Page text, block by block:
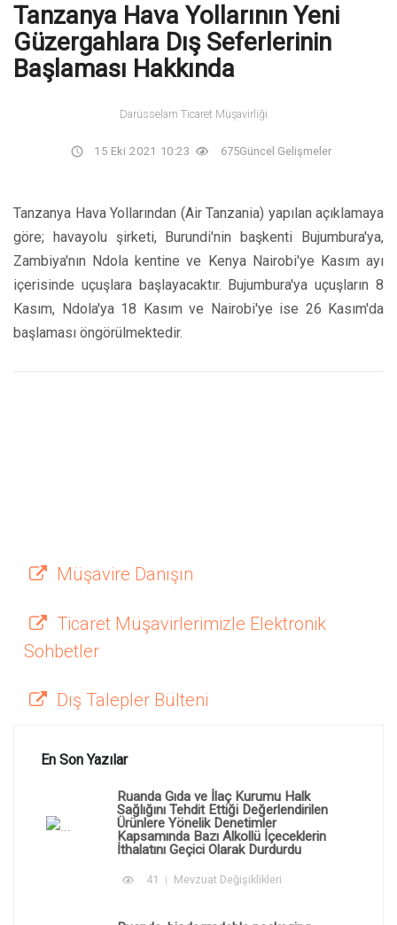
Tanzanya Hava Yollarının Yeni
Güzergahlara Dış Seferlerinin
Başlaması Hakkında
Darüsselam Ticaret Müşavirliği
15 Eki 2021 10:23 675Güncel Gelişmeler
Tanzanya Hava Yollarından (Air Tanzania) yapılan açıklamaya
göre; havayolu şirketi, Burundi'nin başkenti Bujumbura'ya,
Zambiya'nın Ndola kentine ve Kenya Nairobi'ye Kasım ayı
içerisinde uçuşlara başlayacaktır. Bujumbura'ya uçuşların 8
Kasım, Ndola'ya 18 Kasım ve Nairobi'ye ise 26 Kasım'da
başlaması öngörülmektedir.
Müşavire Danışın
Ticaret Müşavirlerimizle Elektronik
Sohbetler
Dış Talepler Bülteni
En Son Yazılar
Ruanda Gıda ve İlaç Kurumu Halk
Sağlığını Tehdit Ettiği Değerlendirilen
Ürünlere Yönelik Denetimler
Kapsamında Bazı Alkollü İçeceklerin
İthalatını Geçici Olarak Durdurdu
41 Mevzuat Değişiklikleri